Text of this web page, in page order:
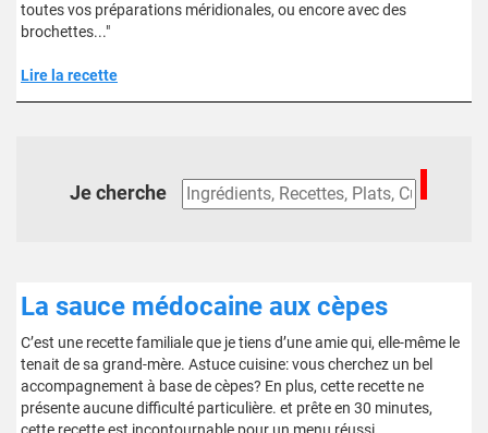
toutes vos préparations méridionales, ou encore avec des
brochettes..."
Lire la recette
Je cherche
La sauce médocaine aux cèpes
C’est une recette familiale que je tiens d’une amie qui, elle-même le
tenait de sa grand-mère. Astuce cuisine: vous cherchez un bel
accompagnement à base de cèpes? En plus, cette recette ne
présente aucune difficulté particulière. et prête en 30 minutes,